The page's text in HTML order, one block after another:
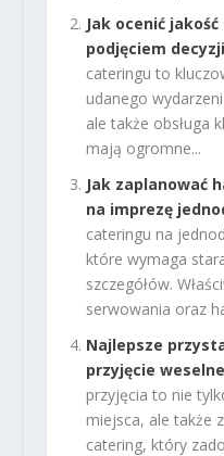
Jak ocenić
podjęciem
cateringu to
udanego
ale także obsługa
mają ogromne...
Jak zaplanować
na imprezę
cateringu na
które wymaga
szczegółów.
serwowania oraz
Najlepsze
przyjęcie weselne
przyjęcia to nie
miejsca, ale także
catering, który